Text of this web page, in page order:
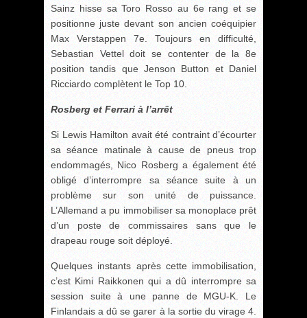
Sainz hisse sa Toro Rosso au 6e rang et se
positionne juste devant son ancien coéquipier
Max Verstappen 7e. Toujours en difficulté,
Sebastian Vettel doit se contenter de la 8e
position tandis que Jenson Button et Daniel
Ricciardo complètent le Top 10.
Rosberg et Ferrari à l’arrêt
Si Lewis Hamilton avait été contraint d’écourter
sa séance matinale à cause de pneus trop
endommagés, Nico Rosberg a également été
obligé d’interrompre sa séance suite à un
problème sur son unité de puissance.
L’Allemand a pu immobiliser sa monoplace prêt
d’un poste de commissaires sans que le
drapeau rouge soit déployé.
Quelques instants après cette immobilisation,
c’est Kimi Raikkonen qui a dû interrompre sa
session suite à une panne de MGU-K. Le
Finlandais a dû se garer à la sortie du virage 4.